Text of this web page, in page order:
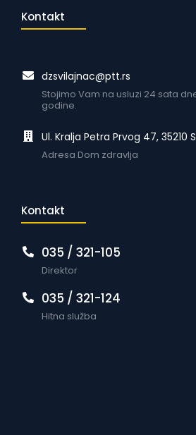
Kontakt
dzsvilajnac@ptt.rs
Stojimo Vam na usluzi 24 sata
godine.
Ul. Kralja Petra Prvog 47, 35210
Adresa Dom zdravlja
Kontakt
035 / 321-105
Direktor
035 / 321-124
Hitna služba